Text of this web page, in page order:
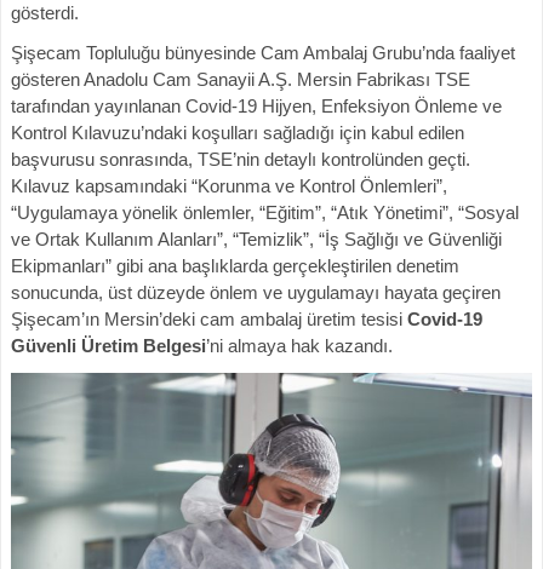
gösterdi.
Şişecam Topluluğu bünyesinde Cam Ambalaj Grubu’nda faaliyet
gösteren Anadolu Cam Sanayii A.Ş. Mersin Fabrikası TSE
tarafından yayınlanan Covid-19 Hijyen, Enfeksiyon Önleme ve
Kontrol Kılavuzu’ndaki koşulları sağladığı için kabul edilen
başvurusu sonrasında, TSE’nin detaylı kontrolünden geçti.
Kılavuz kapsamındaki “Korunma ve Kontrol Önlemleri”,
“Uygulamaya yönelik önlemler, “Eğitim”, “Atık Yönetimi”, “Sosyal
ve Ortak Kullanım Alanları”, “Temizlik”, “İş Sağlığı ve Güvenliği
Ekipmanları” gibi ana başlıklarda gerçekleştirilen denetim
sonucunda, üst düzeyde önlem ve uygulamayı hayata geçiren
Şişecam’ın Mersin’deki cam ambalaj üretim tesisi Covid-19
Güvenli Üretim Belgesi’ni almaya hak kazandı.